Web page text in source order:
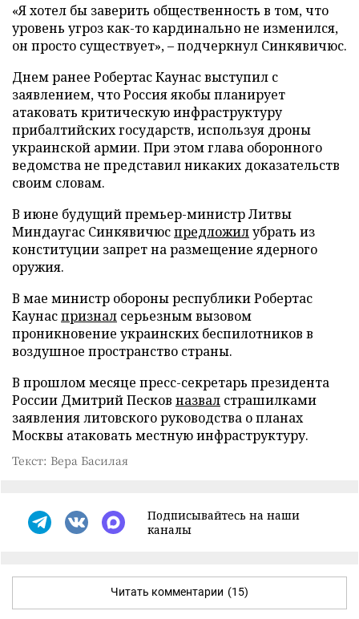
«Я хотел бы заверить общественность в том, что
уровень угроз как-то кардинально не изменился,
он просто существует», – подчеркнул Синкявичюс.
Днем ранее Робертас Каунас выступил с
заявлением, что Россия якобы планирует
атаковать критическую инфраструктуру
прибалтийских государств, используя дроны
украинской армии. При этом глава оборонного
ведомства не представил никаких доказательств
своим словам.
В июне будущий премьер-министр Литвы
Миндаугас Синкявичюспредложилубрать из
конституции запрет на размещение ядерного
оружия.
В мае министр обороны республики Робертас
Каунаспризнал серьезным вызовом
проникновение украинских беспилотников в
воздушное пространство страны.
В прошлом месяце пресс-секретарь президента
России Дмитрий Песков назвал страшилками
заявления литовского руководства о планах
Москвы атаковать местную инфраструктуру.
Текст: Вера Басилая
Подписывайтесь на наши
каналы
Читать комментарии (15)